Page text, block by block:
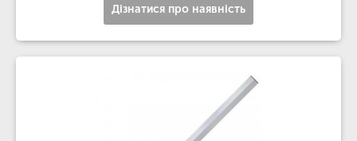
Дізнатися про наявність